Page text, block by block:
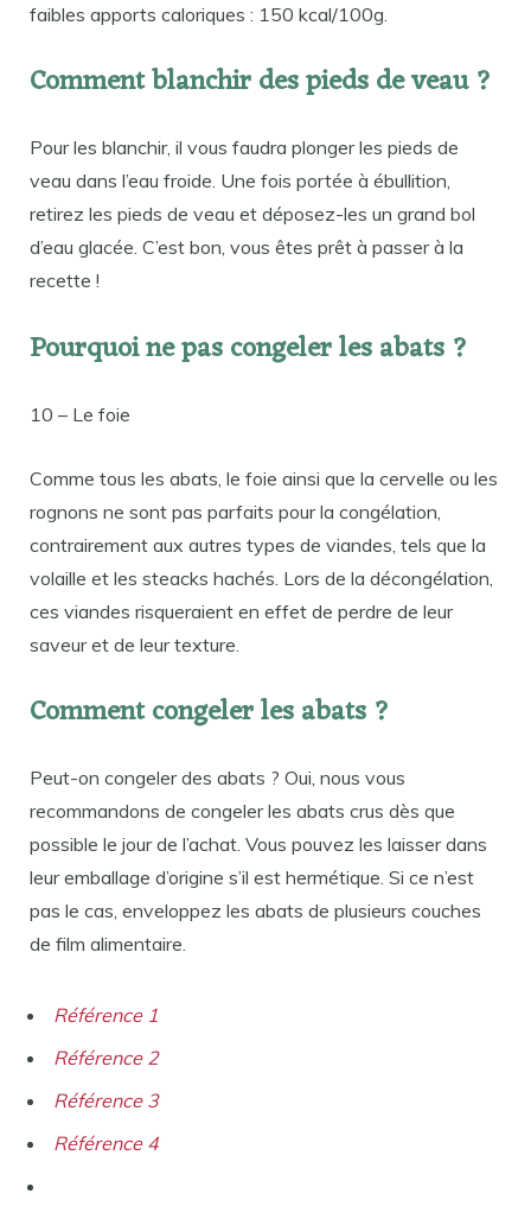
faibles apports caloriques : 150 kcal/100g.
Comment blanchir des pieds de veau ?
Pour les blanchir, il vous faudra plonger les pieds de
veau dans l’eau froide. Une fois portée à ébullition,
retirez les pieds de veau et déposez-les un grand bol
d’eau glacée. C’est bon, vous êtes prêt à passer à la
recette !
Pourquoi ne pas congeler les abats ?
10 – Le foie
Comme tous les abats, le foie ainsi que la cervelle ou les
rognons ne sont pas parfaits pour la congélation,
contrairement aux autres types de viandes, tels que la
volaille et les steacks hachés. Lors de la décongélation,
ces viandes risqueraient en effet de perdre de leur
saveur et de leur texture.
Comment congeler les abats ?
Peut-on congeler des abats ? Oui, nous vous
recommandons de congeler les abats crus dès que
possible le jour de l’achat. Vous pouvez les laisser dans
leur emballage d’origine s’il est hermétique. Si ce n’est
pas le cas, enveloppez les abats de plusieurs couches
de film alimentaire.
Référence 1
Référence 2
Référence 3
Référence 4